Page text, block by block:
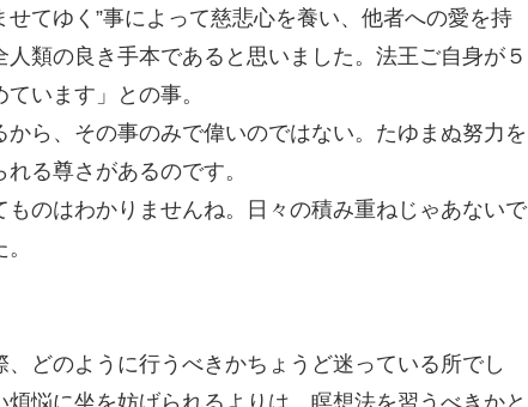
せてゆく”事によって慈悲心を養い、他者への愛を持
類の良き手本であると思いました。法王ご自身が５
います」との事。
ら、その事のみで偉いのではない。たゆまぬ努力を
る尊さがあるのです。
のはわかりませんね。日々の積み重ねじゃあないで
どのように行うべきかちょうど迷っている所でし
悩に坐を妨げられるよりは、瞑想法を習うべきかと